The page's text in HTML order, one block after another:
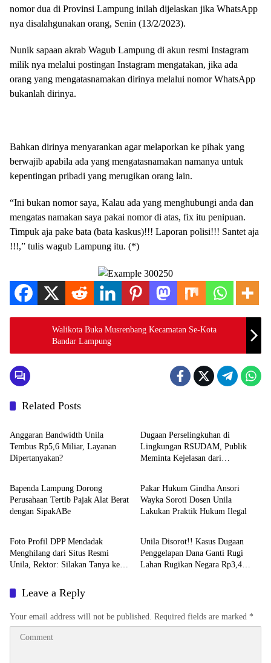
nomor dua di Provinsi Lampung inilah dijelaskan jika WhatsApp
nya disalahgunakan orang, Senin (13/2/2023).
Nunik sapaan akrab Wagub Lampung di akun resmi Instagram
milik nya melalui postingan Instagram mengatakan, jika ada
orang yang mengatasnamakan dirinya melalui nomor WhatsApp
bukanlah dirinya.
Bahkan dirinya menyarankan agar melaporkan ke pihak yang
berwajib apabila ada yang mengatasnamakan namanya untuk
kepentingan pribadi yang merugikan orang lain.
“Ini bukan nomor saya, Kalau ada yang menghubungi anda dan
mengatas namakan saya pakai nomor di atas, fix itu penipuan.
Timpuk aja pake bata (bata kaskus)!!! Laporan polisi!!! Santet aja
!!!,” tulis wagub Lampung itu. (*)
Walikota Buka Musrenbang Kecamatan Se-Kota
Bandar Lampung
Related Posts
Breaking News
Anggaran Bandwidth Unila
Tembus Rp5,6 Miliar, Layanan
Dipertanyakan?
Dugaan Perselingkuhan di
Lingkungan RSUDAM, Publik
Meminta Kejelasan dari
Breaking News
Bapenda Lampung Dorong
Perusahaan Tertib Pajak Alat Berat
dengan SipakABe
Breaking News
Pakar Hukum Gindha Ansori
Wayka Soroti Dosen Unila
Lakukan Praktik Hukum Ilegal
Breaking News
Foto Profil DPP Mendadak
Menghilang dari Situs Resmi
Unila, Rektor: Silakan Tanya ke
Breaking News
Unila Disorot!! Kasus Dugaan
Penggelapan Dana Ganti Rugi
Lahan Rugikan Negara Rp3,4
Leave a Reply
Your email address will not be published. Required fields are marked *